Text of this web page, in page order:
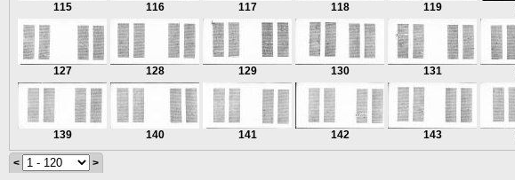
115 116 117 118 119
127 128 129 130 131
139 140 141 142 143
< >